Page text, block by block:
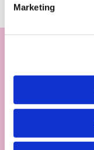
Marketing